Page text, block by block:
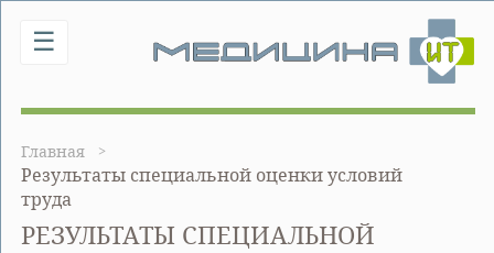
☰
Главная
Результаты специальной оценки условий
труда
РЕЗУЛЬТАТЫ СПЕЦИАЛЬНОЙ